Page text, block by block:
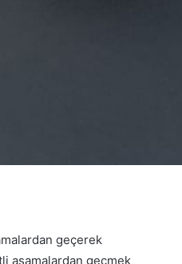
geçerek
aşamalardan geçmek